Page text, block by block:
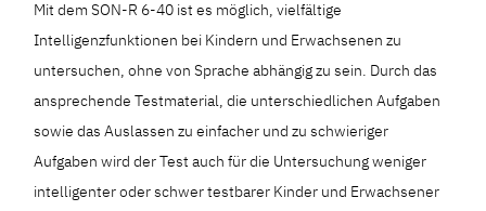
Mit dem SON-R 6-40 ist es möglich, vielfältige
Intelligenzfunktionen bei Kindern und Erwachsenen zu
untersuchen, ohne von Sprache abhängig zu sein. Durch das
ansprechende Testmaterial, die unterschiedlichen Aufgaben
sowie das Auslassen zu einfacher und zu schwieriger
Aufgaben wird der Test auch für die Untersuchung weniger
intelligenter oder schwer testbarer Kinder und Erwachsener